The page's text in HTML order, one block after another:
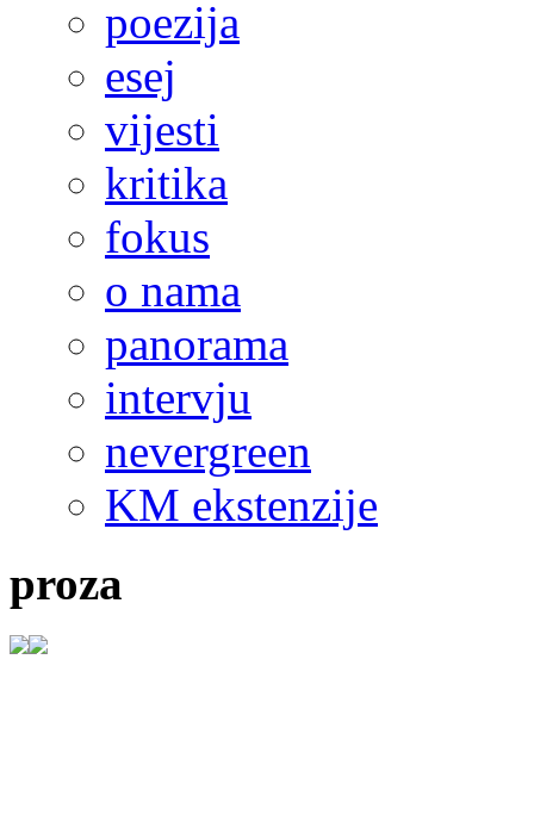
poezija
esej
vijesti
kritika
fokus
o nama
panorama
intervju
nevergreen
KM ekstenzije
proza